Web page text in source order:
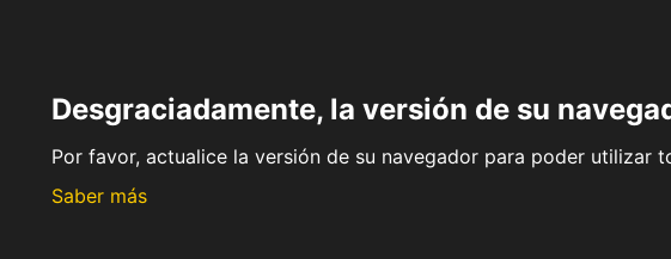
Desgraciadamente, la versión de su
Por favor, actualice la versión de su navegador para poder utilizar
Saber más